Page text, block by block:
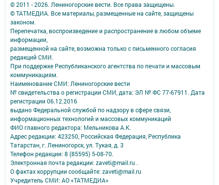
© 2011 - 2026. Лениногорские вести. Все права защищены.
© ТАТМЕДИА. Все материалы, размещенные на сайте, защищены
законом.
Перепечатка, воспроизведение и распространение в любом объеме
информации,
размещенной на сайте, возможна только с письменного согласия
редакций СМИ.
При поддержке Республиканского агентства по печати и массовым
коммуникациям.
Наименование СМИ: Лениногорские вести
№ свидетельства о регистрации СМИ, дата: ЭЛ № ФС 77-67911. Дата
регистрации 06.12.2016
выдано Федеральной службой по надзору в сфере связи,
информационных технологий и массовых коммуникаций
ФИО главного редактора: Мельникова А.К.
Адрес редакции: 423250, Российская Федерация, Республика
Татарстан, г. Лениногорск, ул. Тукая, д. 3
Телефон редакции: 8 (85595) 5-08-70.
Электронная почта редакции: zaveti@mail.ru .
О фактах коррупции сообщайте: zaveti@mail.ru
Учредитель СМИ: АО «ТАТМЕДИА»